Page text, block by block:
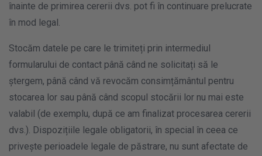
înainte de primirea cererii dvs. pot fi în continuare prelucrate
în mod legal.
Stocăm datele pe care le trimiteți prin intermediul
formularului de contact până când ne solicitați să le
ștergem, până când vă revocăm consimțământul pentru
stocarea lor sau până când scopul stocării lor nu mai este
valabil (de exemplu, după ce am finalizat procesarea cererii
dvs.). Dispozițiile legale obligatorii, în special în ceea ce
privește perioadele legale de păstrare, nu sunt afectate de